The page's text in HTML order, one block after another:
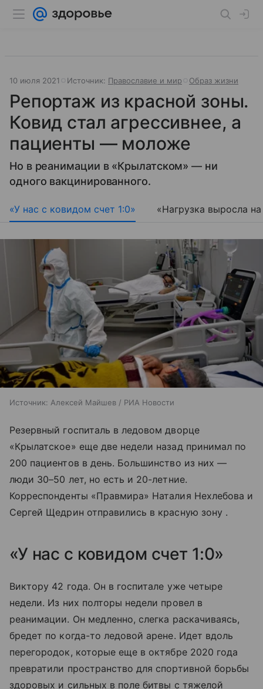
10 июля 2021 Источник: Православие и мир Образ жизни
Репортаж из красной зоны.
Ковид стал агрессивнее, а
пациенты — моложе
Но в реанимации в «Крылатском» — ни
одного вакцинированного.
«У нас с ковидом счет 1:0» «Нагрузка выросла
Источник: Алексей Майшев / РИА Новости
Резервный госпиталь в ледовом дворце
«Крылатское» еще две недели назад принимал по
200 пациентов в день. Большинство из них —
люди 30–50 лет, но есть и 20-летние.
Корреспонденты «Правмира» Наталия Нехлебова и
Сергей Щедрин отправились в красную зону .
«У нас с ковидом счет 1:0»
Виктору 42 года. Он в госпитале уже четыре
недели. Из них полторы недели провел в
реанимации. Он медленно, слегка раскачиваясь,
бредет по когда-то ледовой арене. Идет вдоль
перегородок, которые еще в октябре 2020 года
превратили пространство для спортивной борьбы
здоровых и сильных в поле битвы с тяжелой